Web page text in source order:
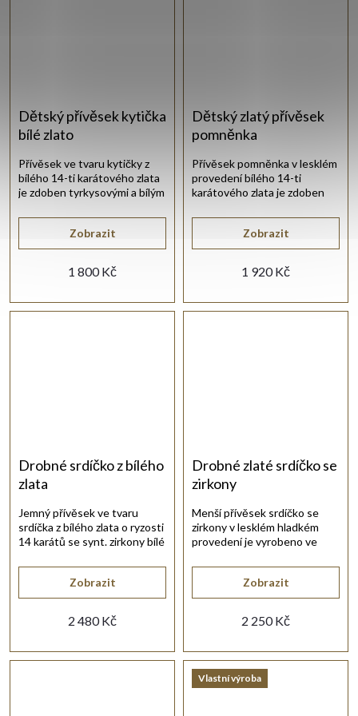
Dětský přívěsek kytička
bílé zlato
1 800 Kč
Zobrazit
Přívěsek ve tvaru kytičky z
bílého 14-ti karátového zlata
je zdoben tyrkysovými a bílým
Dětský zlatý přívěsek
pomněnka
1 920 Kč
Zobrazit
Přívěsek pomněnka v lesklém
provedení bílého 14-ti
karátového zlata je zdoben
Drobné srdíčko z bílého
zlata
2 480 Kč
Zobrazit
Jemný přívěsek ve tvaru
srdíčka z bílého zlata o ryzosti
14 karátů se synt. zirkony bílé
Drobné zlaté srdíčko se
zirkony
2 250 Kč
Zobrazit
Menší přívěsek srdíčko se
zirkony v lesklém hladkém
provedení je vyrobeno ve
Vlastní výroba